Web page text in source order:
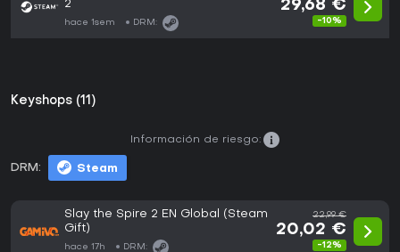
2
hace 1sem DRM:
29,68 €
-10%
Keyshops (11)
DRM: Steam
Información de riesgo:
Slay the Spire 2 EN Global (Steam
Gift)
hace 17h DRM:
22,99 €
20,02 €
-12%